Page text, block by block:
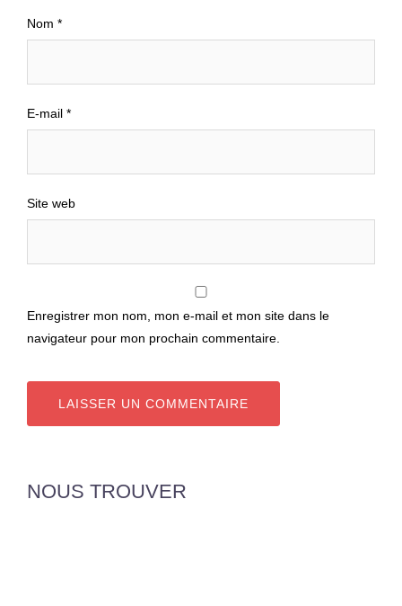
Nom *
E-mail *
Site web
Enregistrer mon nom, mon e-mail et mon site dans le
navigateur pour mon prochain commentaire.
NOUS TROUVER